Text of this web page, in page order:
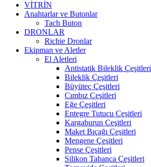
VİTRİN
Anahtarlar ve Butonlar
Tach Buton
DRONLAR
Richie Dronlar
Ekipman ve Aletler
El Aletleri
Antistatik Bileklik Çeşitleri
Bileklik Çeşitleri
Büyüteç Çeşitleri
Cımbız Çeşitleri
Eğe Çeşitleri
Entegre Tutucu Çeşitleri
Kargaburun Çeşitleri
Maket Bıçağı Çeşitleri
Mengene Çeşitleri
Pense Çeşitleri
Silikon Tabanca Çeşitleri